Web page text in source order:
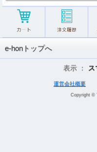
e-honトップへ
表示 ：
運営会社概要
Copyright ©